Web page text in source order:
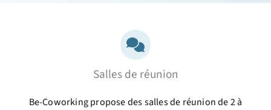
Salles de réunion
Be-Coworking propose des salles de réunion de 2 à